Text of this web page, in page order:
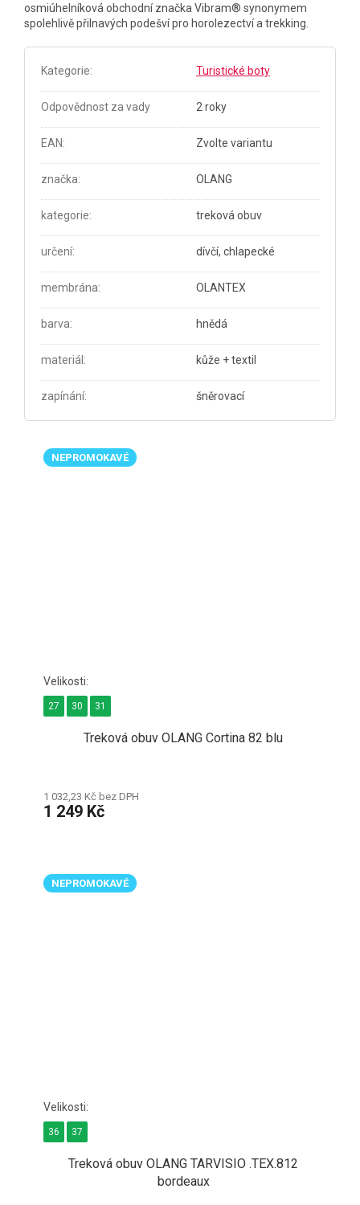
osmiúhelníková obchodní značka Vibram® synonymem
spolehlivě přilnavých podešví pro horolezectví a trekking.
Kategorie: Turistické boty
Odpovědnost za vady 2 roky
EAN: Zvolte variantu
značka: OLANG
kategorie: treková obuv
určení: dívčí, chlapecké
membrána: OLANTEX
barva: hnědá
materiál : kůže + textil
zapínání: šněrovací
NEPROMOKAVÉ
Treková obuv OLANG Cortina 82 blu
1 032,23 Kč bez DPH
1 249 Kč
27 30 31
NEPROMOKAVÉ
Treková obuv OLANG TARVISIO .TEX.812
bordeaux
36 37